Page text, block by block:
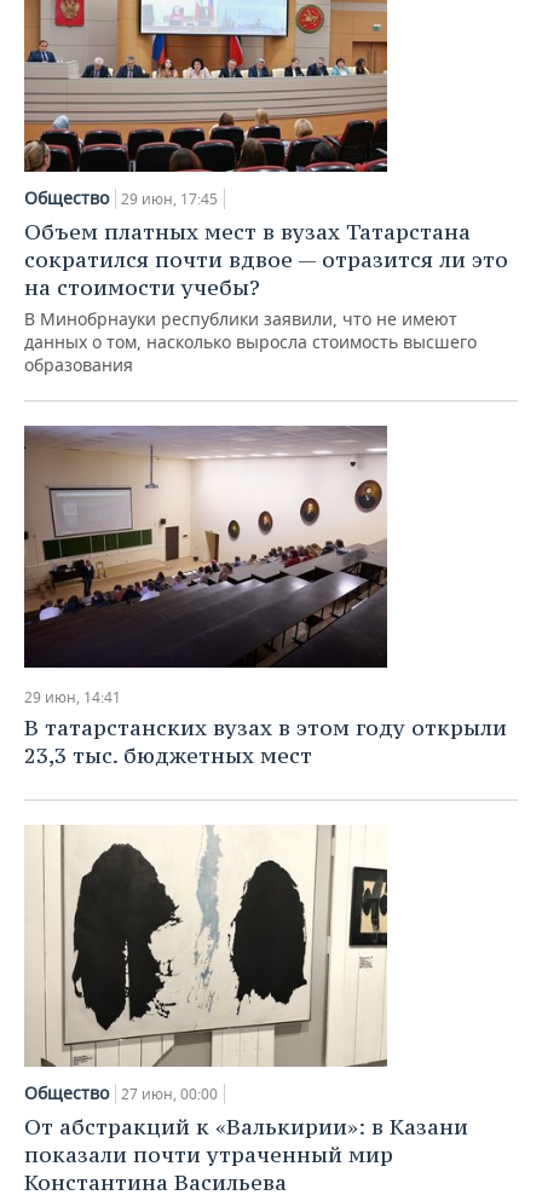
Общество 29 июн, 17:45
Объем платных мест в вузах Татарстана
сократился почти вдвое — отразится ли это
на стоимости учебы?
В Минобрнауки республики заявили, что не имеют
данных о том, насколько выросла стоимость высшего
образования
29 июн, 14:41
В татарстанских вузах в этом году открыли
23,3 тыс. бюджетных мест
Общество 27 июн, 00:00
От абстракций к «Валькирии»: в Казани
показали почти утраченный мир
Константина Васильева